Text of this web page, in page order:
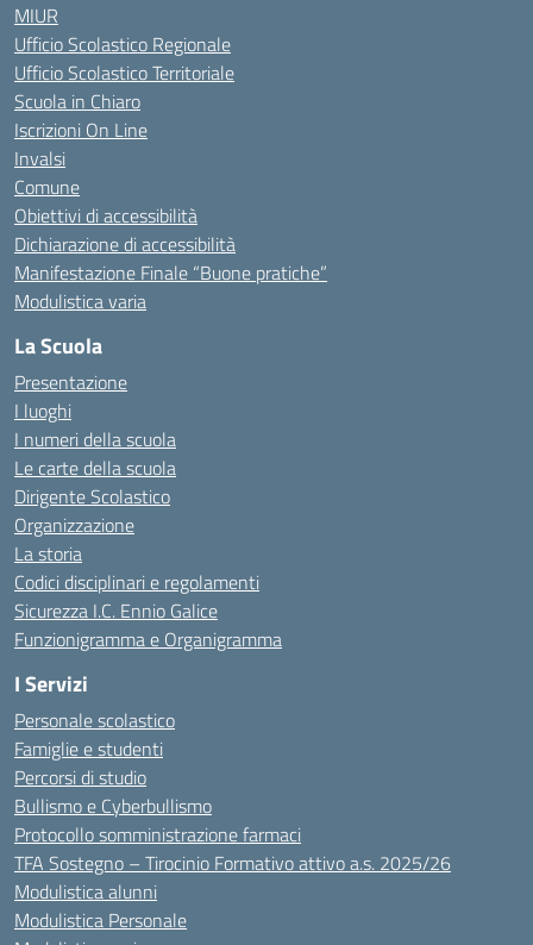
MIUR
Ufficio Scolastico Regionale
Ufficio Scolastico Territoriale
Scuola in Chiaro
Iscrizioni On Line
Invalsi
Comune
Obiettivi di accessibilità
Dichiarazione di accessibilità
Manifestazione Finale “Buone pratiche”
Modulistica varia
La Scuola
Presentazione
I luoghi
I numeri della scuola
Le carte della scuola
Dirigente Scolastico
Organizzazione
La storia
Codici disciplinari e regolamenti
Sicurezza I.C. Ennio Galice
Funzionigramma e Organigramma
I Servizi
Personale scolastico
Famiglie e studenti
Percorsi di studio
Bullismo e Cyberbullismo
Protocollo somministrazione farmaci
TFA Sostegno – Tirocinio Formativo attivo a.s. 2025/26
Modulistica alunni
Modulistica Personale